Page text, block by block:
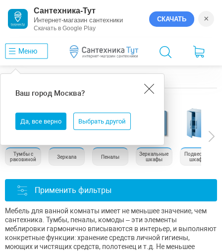
Сантехника-Тут
Интернет-магазин сантехники
Скачать в Google Play
СКАЧАТЬ ×
Меню
Ваш город Москва?
Да, все верно Выбрать другой
Мебель для ванной
Тумбы с
раковиной
Зеркала Пеналы
Зеркальные
шкафы
Подвесные
шкафы
Применить фильтры
Мебель для ванной комнаты имеет не меньшее значение, чем
сантехника. Тумбы, пеналы, комоды – эти элементы
меблировки гармонично вписываются в интерьер, и выполняют
конкретные функции: хранение средств личной гигиены,
моющих и чистящих средств, полотенец и т.д. Не меньшее